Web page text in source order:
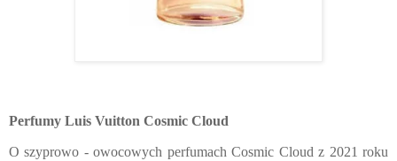
Perfumy Luis Vuitton Cosmic Cloud
O szyprowo - owocowych perfumach Cosmic Cloud z 2021 roku